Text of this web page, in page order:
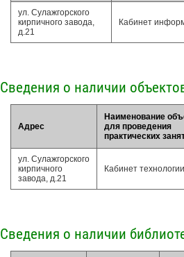
ул. Сулажгорского
кирпичного завода,
д.21
Кабинет
Сведения о наличии
Адрес
Наименование
для проведения
практических
ул. Сулажгорского
кирпичного
завода, д.21
Кабинет технологии
Сведения о наличии